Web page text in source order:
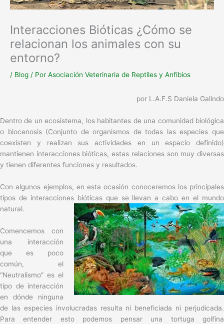
Interacciones Bióticas ¿Cómo se
relacionan los animales con su
entorno?
/ Blog / Por Asociación Veterinaria de Reptiles y Anfibios
por L.A.F.S Daniela Galindo
Dentro de un ecosistema, los habitantes de una comunidad biológica
o biocenosis (Conjunto de organismos de todas las especies que
coexisten y realizan sus actividades en un espacio definido)
mantienen interacciones bióticas, estas relaciones son muy diversas
y tienen diferentes funciones y resultados.
Con algunos ejemplos, en esta ocasión conoceremos los principales
tipos de interacciones bióticas que se llevan a cabo en el mundo
natural.
Comencemos con
una interacción
que es poco
común, el
“Neutralismo” es el
tipo de interacción
en dónde ninguna
de las especies involucradas resulta ni beneficiada ni perjudicada.
Para entender esto podemos pensar una tortuga golfina